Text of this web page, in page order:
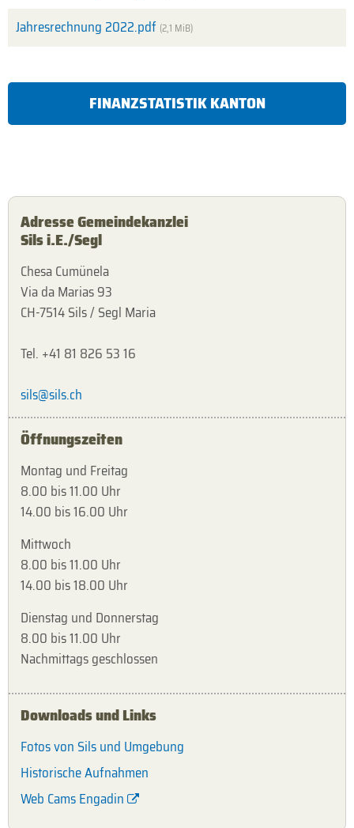
Jahresrechnung 2022.pdf (2,1 MiB)
FINANZSTATISTIK KANTON
Adresse Gemeindekanzlei
Sils i.E./Segl
Chesa Cumünela
Via da Marias 93
CH-7514 Sils / Segl Maria
Tel. +41 81 826 53 16
sils@sils.ch
Öffnungszeiten
Montag und Freitag
8.00 bis 11.00 Uhr
14.00 bis 16.00 Uhr
Mittwoch
8.00 bis 11.00 Uhr
14.00 bis 18.00 Uhr
Dienstag und Donnerstag
8.00 bis 11.00 Uhr
Nachmittags geschlossen
Downloads und Links
Fotos von Sils und Umgebung
Historische Aufnahmen
Web Cams Engadin